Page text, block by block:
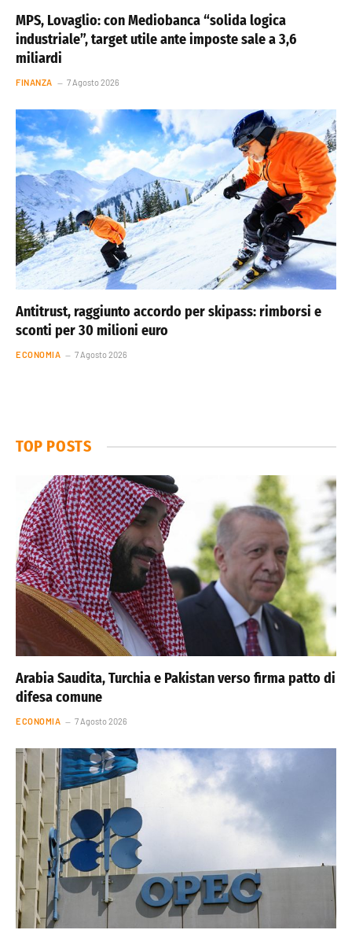
MPS, Lovaglio: con Mediobanca “solida logica
industriale”, target utile ante imposte sale a 3,6
miliardi
FINANZA 7 Agosto 2026
Antitrust, raggiunto accordo per skipass: rimborsi e
sconti per 30 milioni euro
ECONOMIA 7 Agosto 2026
TOP POSTS
Arabia Saudita, Turchia e Pakistan verso firma patto di
difesa comune
ECONOMIA 7 Agosto 2026